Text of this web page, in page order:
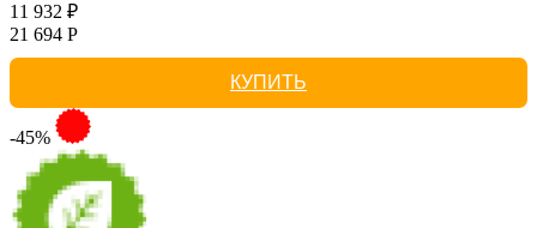
11 932 ₽
21 694 Р
КУПИТЬ
-45%